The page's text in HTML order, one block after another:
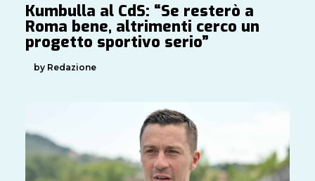
Kumbulla al CdS: “Se resterò a
Roma bene, altrimenti cerco un
progetto sportivo serio”
by Redazione